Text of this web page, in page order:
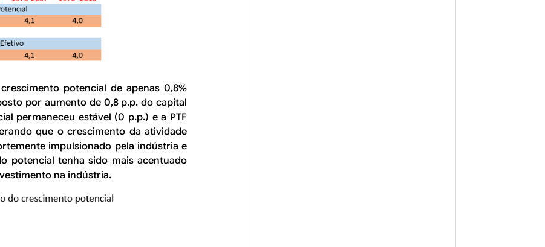
potencial de apenas 0,8%
por aumento de 0,8 p.p. do capital
permaneceu estável (0 p.p.) e a PTF
que o crescimento da atividade
impulsionado pela indústria e
potencial tenha sido mais acentuado
na indústria.